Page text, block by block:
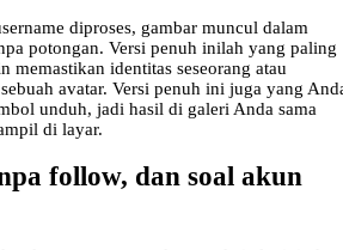
diproses, gambar muncul dalam
potongan. Versi penuh inilah yang paling
memastikan identitas seseorang atau
avatar. Versi penuh ini juga yang
unduh, jadi hasil di galeri Anda sama
di layar.
follow, dan soal akun